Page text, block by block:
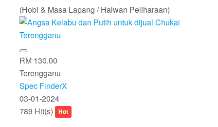
(Hobi & Masa Lapang / Haiwan Peliharaan)
RM 130.00
Terengganu
Spec FinderX
03-01-2024
789 Hit(s)
Hot